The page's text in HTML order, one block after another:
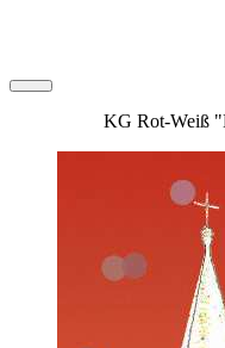
KG Rot-Weiß